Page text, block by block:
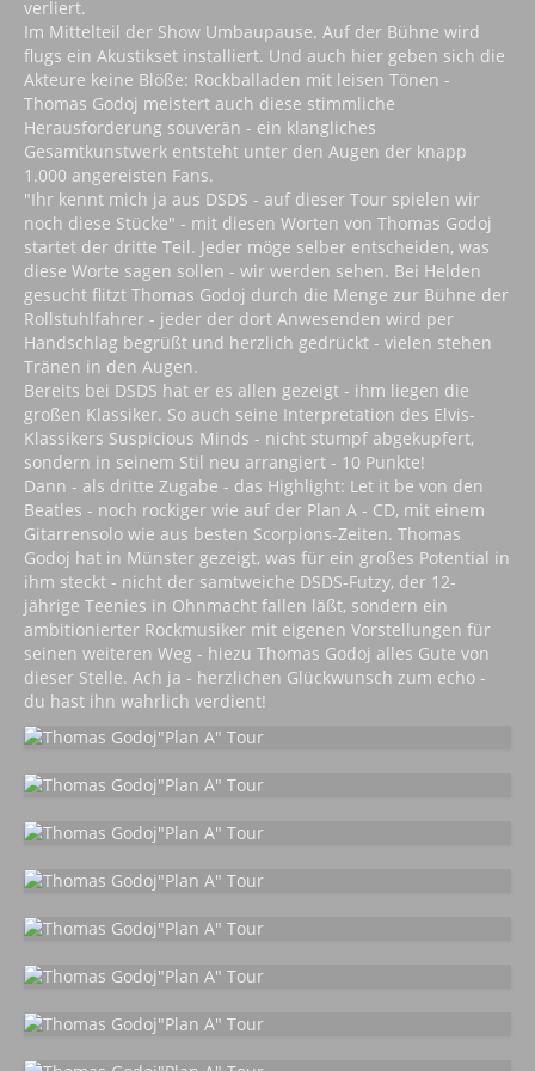
verliert.
Im Mittelteil der Show Umbaupause. Auf der Bühne wird
flugs ein Akustikset installiert. Und auch hier geben sich die
Akteure keine Blöße: Rockballaden mit leisen Tönen -
Thomas Godoj meistert auch diese stimmliche
Herausforderung souverän - ein klangliches
Gesamtkunstwerk entsteht unter den Augen der knapp
1.000 angereisten Fans.
"Ihr kennt mich ja aus DSDS - auf dieser Tour spielen wir
noch diese Stücke" - mit diesen Worten von Thomas Godoj
startet der dritte Teil. Jeder möge selber entscheiden, was
diese Worte sagen sollen - wir werden sehen. Bei Helden
gesucht flitzt Thomas Godoj durch die Menge zur Bühne der
Rollstuhlfahrer - jeder der dort Anwesenden wird per
Handschlag begrüßt und herzlich gedrückt - vielen stehen
Tränen in den Augen.
Bereits bei DSDS hat er es allen gezeigt - ihm liegen die
großen Klassiker. So auch seine Interpretation des Elvis-
Klassikers Suspicious Minds - nicht stumpf abgekupfert,
sondern in seinem Stil neu arrangiert - 10 Punkte!
Dann - als dritte Zugabe - das Highlight: Let it be von den
Beatles - noch rockiger wie auf der Plan A - CD, mit einem
Gitarrensolo wie aus besten Scorpions-Zeiten. Thomas
Godoj hat in Münster gezeigt, was für ein großes Potential in
ihm steckt - nicht der samtweiche DSDS-Futzy, der 12-
jährige Teenies in Ohnmacht fallen läßt, sondern ein
ambitionierter Rockmusiker mit eigenen Vorstellungen für
seinen weiteren Weg - hiezu Thomas Godoj alles Gute von
dieser Stelle. Ach ja - herzlichen Glückwunsch zum echo -
du hast ihn wahrlich verdient!